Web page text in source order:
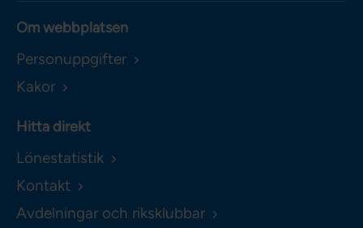
Om webbplatsen
Personuppgifter
Kakor
Hitta direkt
Lönestatistik
Kontakt
Avdelningar och riksklubbar